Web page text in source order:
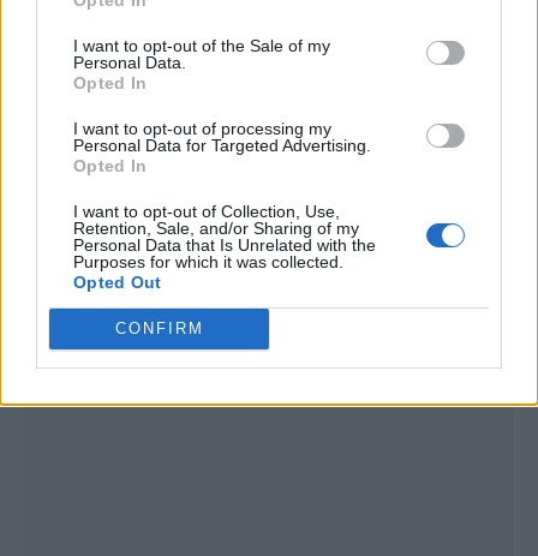
I want to opt-out of the Sale of my
Personal Data.
Opted In
I want to opt-out of processing my
Personal Data for Targeted Advertising.
Opted In
I want to opt-out of Collection, Use,
Retention, Sale, and/or Sharing of my
Personal Data that Is Unrelated with the
Purposes for which it was collected.
Opted Out
CONFIRM